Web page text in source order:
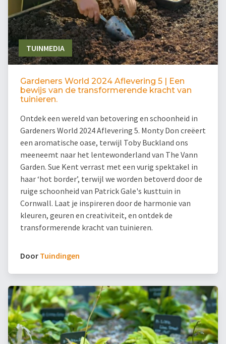
TUINMEDIA
Gardeners World 2024 Aflevering 5 | Een
bewijs van de transformerende kracht van
tuinieren.
Ontdek een wereld van betovering en schoonheid in
Gardeners World 2024 Aflevering 5. Monty Don creëert
een aromatische oase, terwijl Toby Buckland ons
meeneemt naar het lentewonderland van The Vann
Garden. Sue Kent verrast met een vurig spektakel in
haar ‘hot border’, terwijl we worden betoverd door de
ruige schoonheid van Patrick Gale's kusttuin in
Cornwall. Laat je inspireren door de harmonie van
kleuren, geuren en creativiteit, en ontdek de
transformerende kracht van tuinieren.
Door Tuindingen